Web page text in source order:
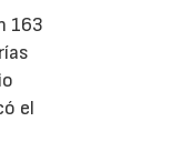
163
el